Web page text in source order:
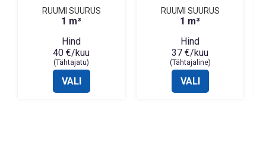
RUUMI SUURUS
1 m³
Hind
40 €/kuu
(Tähtajatu)
VALI
RUUMI SUURUS
1 m³
Hind
37 €/kuu
(Tähtajaline)
VALI